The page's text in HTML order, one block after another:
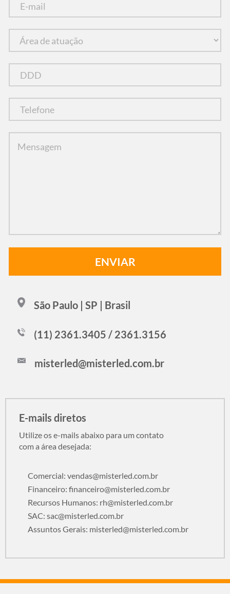
São Paulo | SP | Brasil
(11) 2361.3405 / 2361.3156
misterled@misterled.com.br
E-mails diretos
Utilize os e-mails abaixo para um contato
com a área desejada:
Comercial: vendas@misterled.com.br
Financeiro: financeiro@misterled.com.br
Recursos Humanos: rh@misterled.com.br
SAC: sac@misterled.com.br
Assuntos Gerais: misterled@misterled.com.br